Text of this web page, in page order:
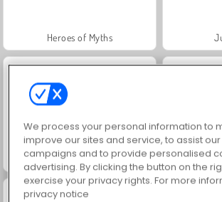
Heroes of Myths
Grand Mahjong Connect
We process your personal information to
improve our sites and service, to assist
campaigns and to provide personalised
advertising. By clicking the button on the
exercise your privacy rights. For more
privacy notice